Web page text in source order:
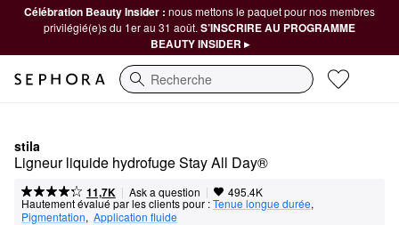
Célébration Beauty Insider : nous mettons le paquet pour nos membres
privilégié(e)s du 1er au 31 août. S’INSCRIRE AU PROGRAMME
BEAUTY INSIDER ▸
Recherche
stila
Ligneur liquide hydrofuge Stay All Day®
11,7K | Ask a question | 495.4K
Hautement évalué par les clients pour :Tenue longue durée,
Pigmentation, Application fluide